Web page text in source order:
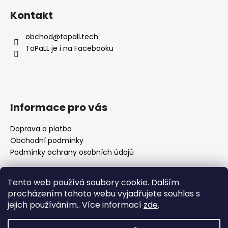
Tento web používá soubory cookie. Dalším
procházením tohoto webu vyjadřujete souhlas s
jejich používáním.. Více informací zde.
rozrostla o nového člena a já se pomalu vracím k
Kontakt
obchod@topall.tech
ToPaLL je i na Facebooku
Informace pro vás
Doprava a platba
Obchodní podmínky
Podmínky ochrany osobních údajů
Přijímáme online platby